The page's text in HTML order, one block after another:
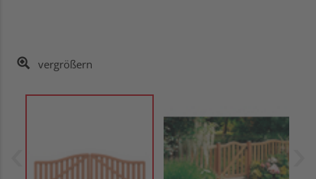
vergrößern